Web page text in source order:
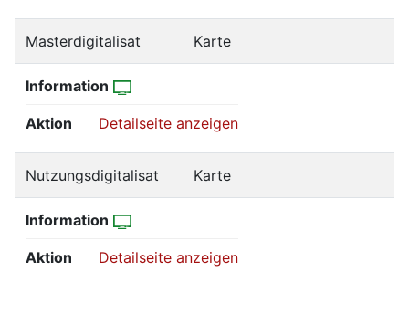
Masterdigitalisat Karte
Information
Aktion Detailseite anzeigen
Nutzungsdigitalisat Karte
Information
Aktion Detailseite anzeigen